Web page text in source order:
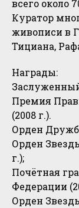
всего около
Куратор
живописи в
Тициана,
Награды:
Премия
(2008 г.).
Орден
Орден
г.);
Почётная
Федерации
Орден